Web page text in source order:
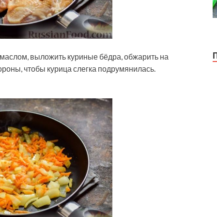
выложить куриные бёдра, обжарить на
чтобы курица слегка подрумянилась.